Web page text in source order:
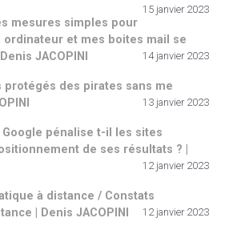
15 janvier 2023
mesures simples pour
ordinateur et mes boites mail se
JACOPINI
14 janvier 2023
protégés des pirates sans me
13 janvier 2023
pénalise t-il les sites
de ses résultats ? |
12 janvier 2023
à distance / Constats
| Denis JACOPINI
12 janvier 2023